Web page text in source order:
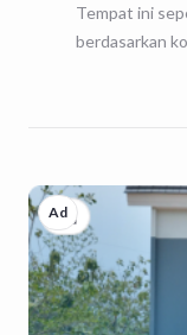
Tempat ini
berdasarkan
Ad